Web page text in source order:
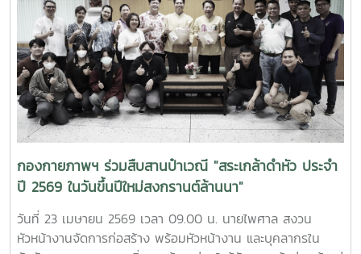
กองกายภาพฯ ร่วมสืบสานป๋าเวณี "สระเกล้าดำหัว ประจำ
ปี 2569 ในวันขึ้นปีใหม่สงกรานต์ล้านนา"
วันที่ 23 เมษายน 2569 เวลา 09.00 น. นายไพศาล สงวน
หัวหน้างานจัดการก่อสร้าง พร้อมหัวหน้างาน และบุคลากรใน